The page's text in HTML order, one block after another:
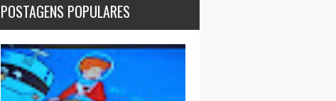
POSTAGENS POPULARES